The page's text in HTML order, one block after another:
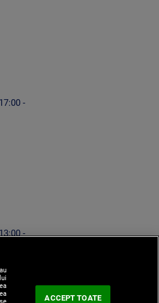
-
-
ACCEPT TOATE